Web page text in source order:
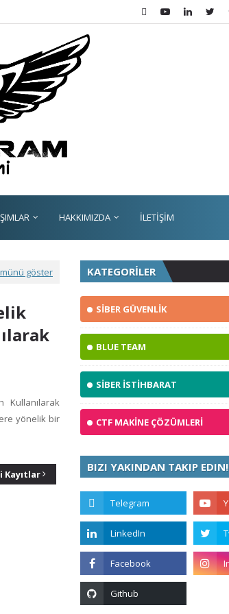
HAKKIMIZDA İLETİŞİM
göster
Kullanılarak
yönelik bir
Kayıtlar
KATEGORİLER
SİBER GÜVENLİK
BLUE TEAM
SİBER İSTİHBARAT
CTF MAKİNE ÇÖZÜMLERİ
BIZI YAKINDAN TAKIP EDIN!